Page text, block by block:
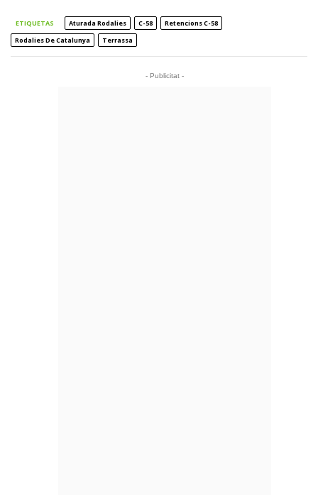
ETIQUETAS Aturada Rodalies C-58
Retencions C-58
Rodalies De Catalunya
Terrassa
- Publicitat -